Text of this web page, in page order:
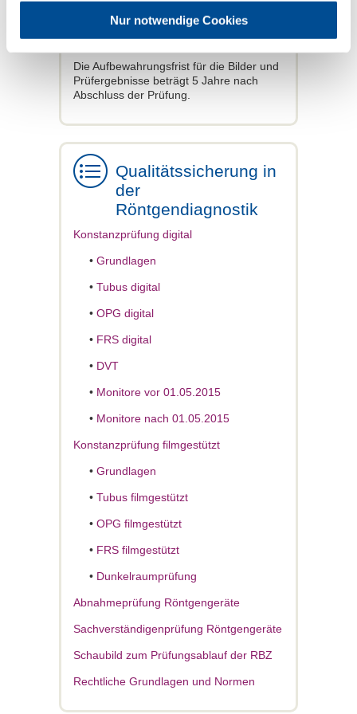
Nur notwendige Cookies
Einstellwerten sind in diesem Ordner
ebenfalls schnell zur Hand.
Die Aufbewahrungsfrist für die Bilder und
Prüfergebnisse beträgt 5 Jahre nach
Abschluss der Prüfung.
Qualitätssicherung in
der
Röntgendiagnostik
Konstanzprüfung digital
• Grundlagen
• Tubus digital
• OPG digital
• FRS digital
• DVT
• Monitore vor 01.05.2015
• Monitore nach 01.05.2015
Konstanzprüfung filmgestützt
• Grundlagen
• Tubus filmgestützt
• OPG filmgestützt
• FRS filmgestützt
• Dunkelraumprüfung
Abnahmeprüfung Röntgengeräte
Sachverständigenprüfung Röntgengeräte
Schaubild zum Prüfungsablauf der RBZ
Rechtliche Grundlagen und Normen